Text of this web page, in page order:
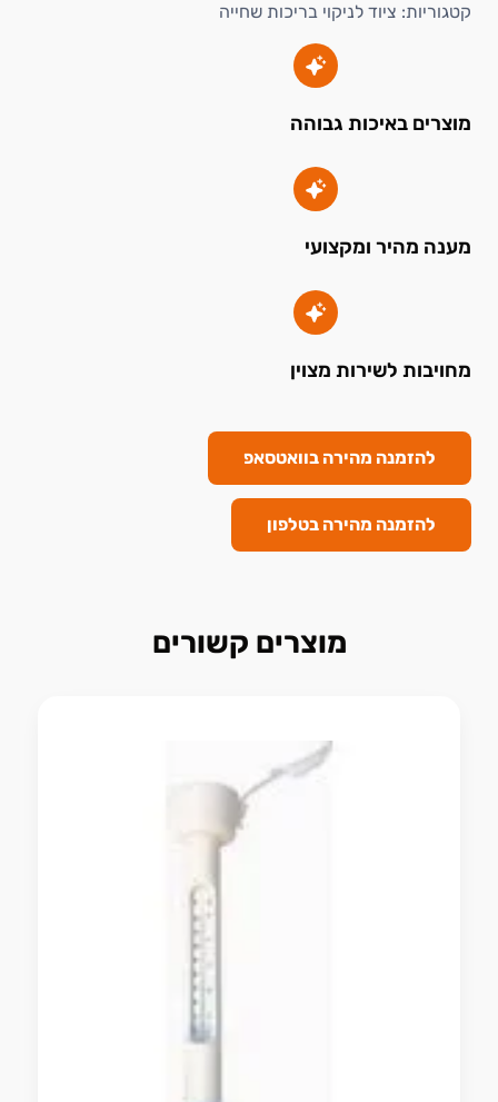
קטגוריות: ציוד לניקוי בריכות שחייה
מוצרים באיכות גבוהה
מענה מהיר ומקצועי
מחויבות לשירות מצוין
להזמנה מהירה בוואטסאפ
להזמנה מהירה בטלפון
מוצרים קשורים